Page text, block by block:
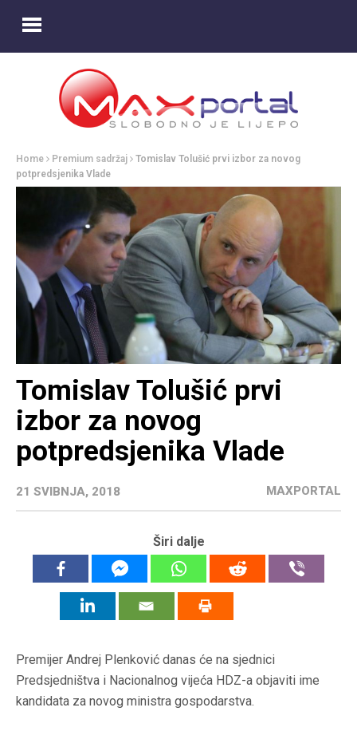
Home Premium sadržaj
Tomislav Tolušić prvi izbor za novog
potpredsjenika Vlade
Tomislav Tolušić prvi
izbor za novog
potpredsjenika Vlade
21 SVIBNJA, 2018 MAXPORTAL
Širi dalje
Premijer Andrej Plenković danas će na sjednici
Predsjedništva i Nacionalnog vijeća HDZ-a objaviti ime
kandidata za novog ministra gospodarstva.